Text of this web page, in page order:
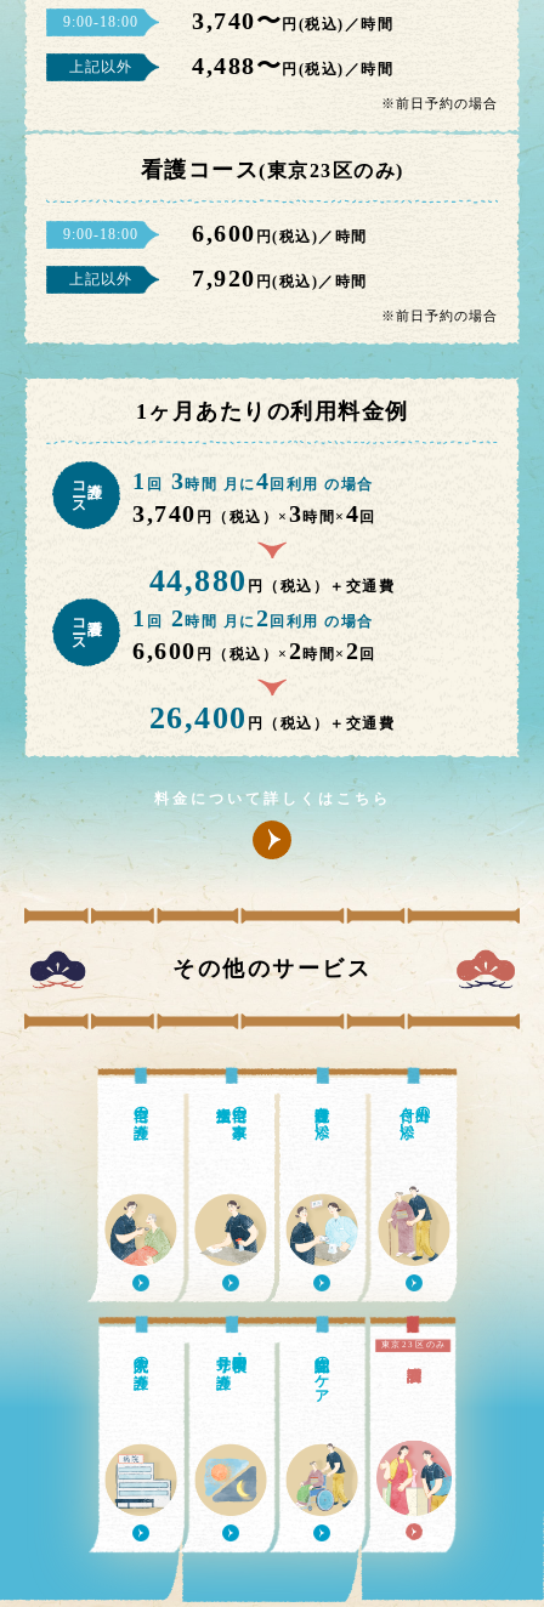
9:00-18:00 3,740〜円(税込)／時間
上記以外 4,488〜円(税込)／時間
※前日予約の場合
看護コース(東京23区のみ)
9:00-18:00 6,600 円(税込)／時間
上記以外 7,920 円(税込)／時間
※前日予約の場合
1ヶ月あたりの利用料金例
コース 1 回 3時間 月に4 回利用 の場合
3,740 円（税込）× 3時間× 4 回
44,880 円（税込）＋交通費
コース 1 回 2時間 月に2 回利用 の場合
6,600 円（税込）× 2時間× 2 回
26,400 円（税込）＋交通費
料金について詳しくはこちら
その他のサービス
自宅の介護 自宅の家事・ 通院付き添い 外出の
付き添い
入院中の介護 日中・夜間の
見守り介護 認知症のケア
東京23区のみ